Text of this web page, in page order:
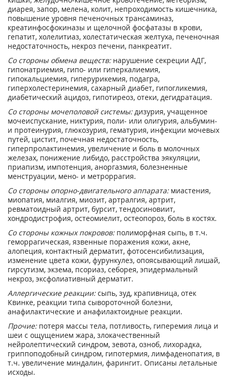
диарея, запор, мелена, колит, непроходимость кишечника,
повышение уровня печеночных трансаминаз,
креатинфосфокиназы и щелочной фосфатазы в крови,
гепатит, холелитиаз, холестатическая желтуха, печеночная
недостаточность, некроз печени, панкреатит.
Со стороны обмена веществ:нарушение секреции АДГ,
гипонатриемия, гипо- или гиперкалиемия,
гипокальциемия, гиперурикемия, подагра,
гиперхолестеринемия, сахарный диабет, гипогликемия,
диабетический ацидоз, гипотиреоз, отеки, дегидратация.
Со стороны мочеполовой системы:дизурия, учащенное
мочеиспускание, никтурия, поли- или олигурия, альбумин-
и протеинурия, глюкозурия, гематурия, инфекции мочевых
путей, цистит, почечная недостаточность,
гиперпролактинемия, увеличение и боль в молочных
железах, понижение либидо, расстройства эякуляции,
приапизм, импотенция, аноргазмия, болезненные
менструации, мено- и метроррагия.
Со стороны опорно-двигательного аппарата:миастения,
миопатия, миалгия, миозит, артралгия, артрит,
ревматоидный артрит, бурсит, тендосиновиит,
хондродистрофия, остеомиелит, остеопороз, боль в костях.
Со стороны кожных покровов:полиморфная сыпь, в т.ч.
геморрагическая, язвенные поражения кожи, акне,
алопеция, контактный дерматит, фотосенсибилизация,
изменение цвета кожи, фурункулез, опоясывающий лишай,
гирсутизм, экзема, псориаз, себорея, эпидермальный
некроз, эксфолиативный дерматит.
Аллергические реакции:сыпь, зуд, крапивница, отек
Квинке, реакции типа сывороточной болезни,
анафилактические и анафилактоидные реакции.
Прочие:потеря массы тела, потливость, гиперемия лица и
шеи с ощущением жара, злокачественный
нейролептический синдром, зевота, озноб, лихорадка,
гриппоподобный синдром, гипотермия, лимфаденопатия, в
т.ч. увеличение миндалин, фарингит. Описаны летальные
исходы.